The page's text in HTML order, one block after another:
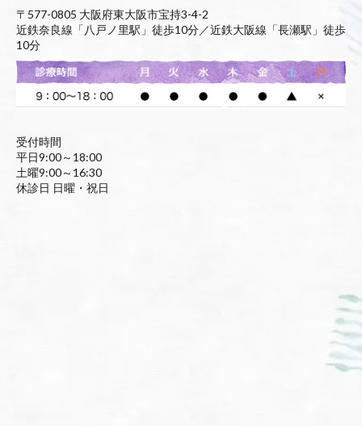
〒577-0805 大阪府東大阪市宝持3-4-2
近鉄奈良線「八戸ノ里駅」徒歩10分／近鉄大阪線「長瀬駅」徒歩
10分
受付時間
平日9:00～18:00
土曜9:00～16:30
休診日 日曜・祝日